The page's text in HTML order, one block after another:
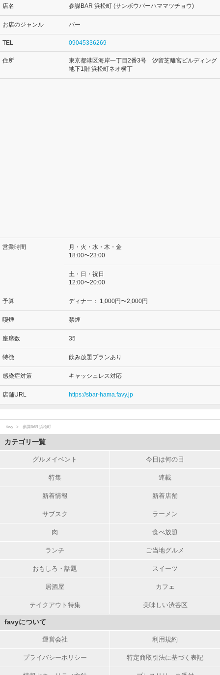
店名 参謀BAR 浜松町 (サンボウバーハママツチョウ)
お店のジャンル バー
TEL 09045336269
住所
東京都港区海岸一丁目2番3号 汐留芝離宮ビルディング
地下1階 浜松町ネオ横丁
営業時間
月・火・水・木・金
18:00〜23:00
土・日・祝日
12:00〜20:00
予算 ディナー： 1,000円〜2,000円
喫煙 禁煙
座席数 35
特徴 飲み放題プランあり
感染症対策 キャッシュレス対応
店舗URL https://sbar-hama.favy.jp
favy 参謀BAR 浜松町
カテゴリ一覧
グルメイベント 今日は何の日
特集 連載
新着情報 新着店舗
サブスク ラーメン
肉 食べ放題
ランチ ご当地グルメ
おもしろ・話題 スイーツ
居酒屋 カフェ
テイクアウト特集 美味しい渋谷区
favyについて
運営会社 利用規約
プライバシーポリシー 特定商取引法に基づく表記